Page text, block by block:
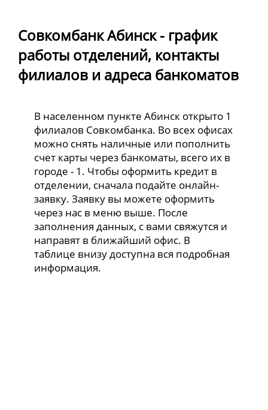
Совкомбанк Абинск - график
работы отделений, контакты
филиалов и адреса банкоматов
В населенном пункте Абинск открыто 1
филиалов Совкомбанка. Во всех офисах
можно снять наличные или пополнить
счет карты через банкоматы, всего их в
городе - 1. Чтобы оформить кредит в
отделении, сначала подайте онлайн-
заявку. Заявку вы можете оформить
через нас в меню выше. После
заполнения данных, с вами свяжутся и
направят в ближайший офис. В
таблице внизу доступна вся подробная
информация.